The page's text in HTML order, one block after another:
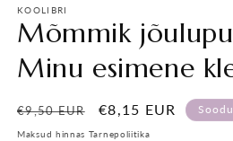
KOOLIBRI
Mõmmik
Minu esimene
Tavahind
€9,50 EUR Soodushind
€8,15 EUR
Maksud hinnas Tarnepoliitika